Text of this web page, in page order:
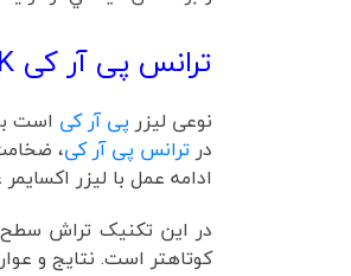
ترانس پی آر کی Trans PRK
نوعی لیزر پی آر کی است
در ترانس پی آر کی،
ادامه عمل با لیزر
در این تکنیک تراش سطح
کوتاهتر است. نتایج و